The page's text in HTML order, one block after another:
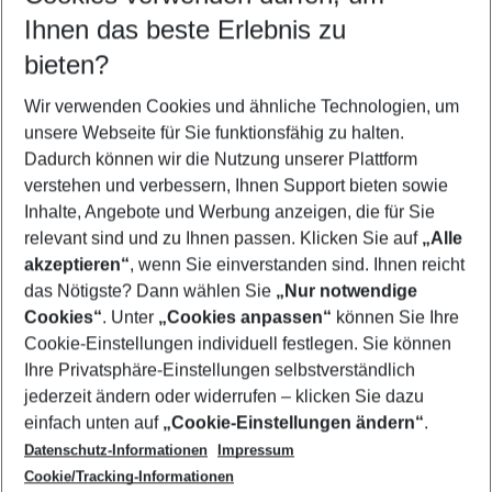
Reisezeitraum wählen
11.08.26– 09.08.27 5-8 Nächte
2 Erwachsene Keine Kinder
Mehr Filter anzeigen
Footer
Footer navigation
Über uns
AGB
Cookie-Einstellungen ändern
Cookie-Richtlinie
Datenschutz
Service & Hilfe
Barrierefreies Reisen
Check-in
Folgen Sie uns
Ihnen das beste Erlebnis zu
bieten?
Wir verwenden Cookies und ähnliche Technologien, um
unsere Webseite für Sie funktionsfähig zu halten.
Dadurch können wir die Nutzung unserer Plattform
verstehen und verbessern, Ihnen Support bieten sowie
Inhalte, Angebote und Werbung anzeigen, die für Sie
relevant sind und zu Ihnen passen. Klicken Sie auf „Alle
akzeptieren“, wenn Sie einverstanden sind. Ihnen reicht
das Nötigste? Dann wählen Sie „Nur notwendige
Cookies“. Unter „Cookies anpassen“ können Sie Ihre
Cookie-Einstellungen individuell festlegen. Sie können
Ihre Privatsphäre-Einstellungen selbstverständlich
jederzeit ändern oder widerrufen – klicken Sie dazu
einfach unten auf „Cookie-Einstellungen ändern“.
Datenschutz-Informationen
Impressum
Cookie/Tracking-Informationen